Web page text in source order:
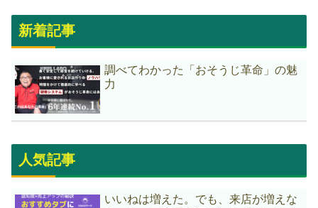
新着記事
調べてわかった「おそうじ革命」の魅
力
人気記事
いいねは増えた。でも、来店が増えな